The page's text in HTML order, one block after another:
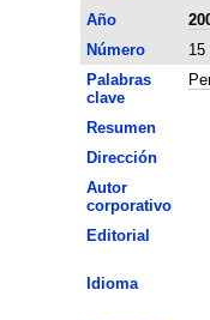
Año
Número
15
Palabras
clave
Resumen
Dirección
Autor
corporativo
Editorial
Idioma